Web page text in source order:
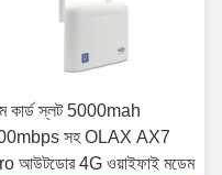
কার্ড স্লট 5000mah
সহ OLAX AX7
আউটডোর 4G ওয়াইফাই মডেম